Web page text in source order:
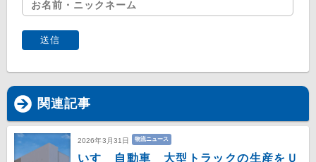
関連記事
2026年3月31日 物流ニュース
いすゞ自動車 大型トラックの生産をＵ